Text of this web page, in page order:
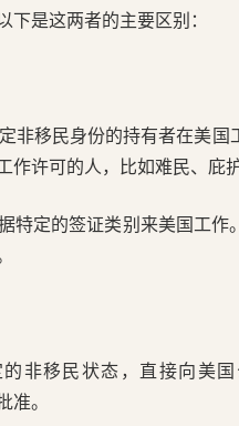
是这两者的主要区别：
非移民身份的持有者在美国
许可的人，比如难民、庇
特定的签证类别来美国工作
非移民状态，直接向美
准。